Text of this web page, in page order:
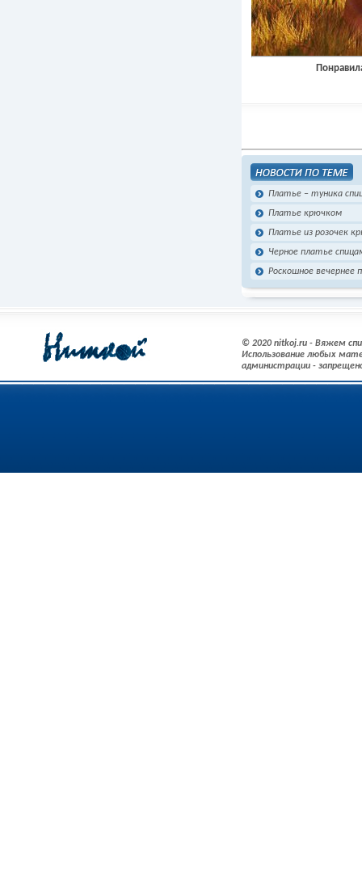
Платье – туника
Платье крючком
Платье из розочек
Черное платье
Роскошное вечернее
© 2020 nitkoj.ru - Вяжем
Использование любых
администрации -